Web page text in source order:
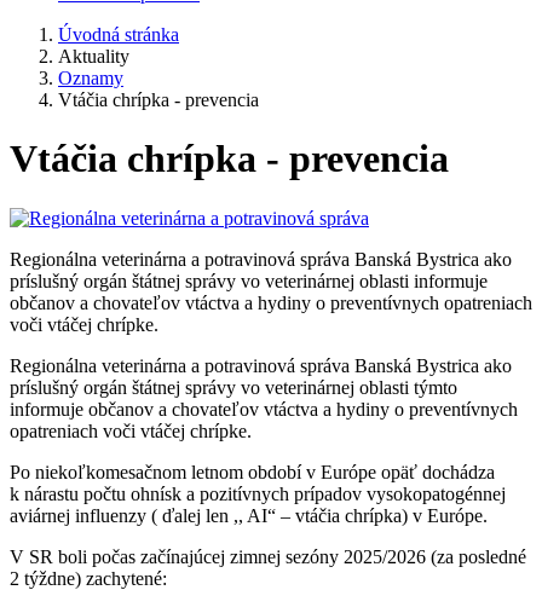
Úvodná stránka
Aktuality
Oznamy
Vtáčia chrípka - prevencia
Vtáčia chrípka - prevencia
Regionálna veterinárna a potravinová správa Banská Bystrica ako
príslušný orgán štátnej správy vo veterinárnej oblasti informuje
občanov a chovateľov vtáctva a hydiny o preventívnych opatreniach
voči vtáčej chrípke.
Regionálna veterinárna a potravinová správa Banská Bystrica ako
príslušný orgán štátnej správy vo veterinárnej oblasti týmto
informuje občanov a chovateľov vtáctva a hydiny o preventívnych
opatreniach voči vtáčej chrípke.
Po niekoľkomesačnom letnom období v Európe opäť dochádza
k nárastu počtu ohnísk a pozitívnych prípadov vysokopatogénnej
aviárnej influenzy ( ďalej len ,, AI“ – vtáčia chrípka) v Európe.
V SR boli počas začínajúcej zimnej sezóny 2025/2026 (za posledné
2 týždne) zachytené: